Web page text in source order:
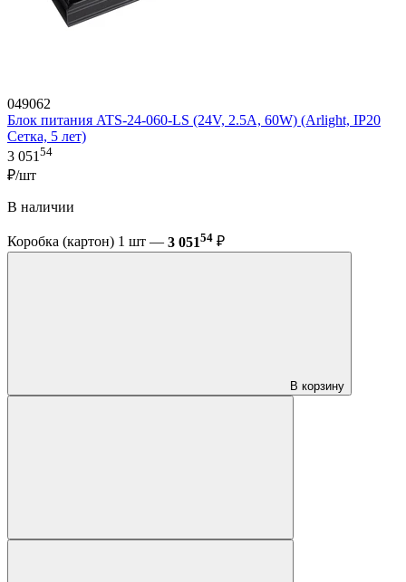
049062
Блок питания ATS-24-060-LS (24V, 2.5A, 60W) (Arlight, IP20
Сетка, 5 лет)
3 051 54
₽/шт
В наличии
Коробка (картон) 1 шт — 3 05154 ₽
В корзину